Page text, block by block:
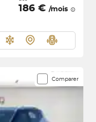
186 € /mois
Comparer